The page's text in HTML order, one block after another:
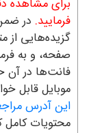
فرمایید. در
فانت‌ها در آن
موبایل قابل
این آدرس
محتویات کامل